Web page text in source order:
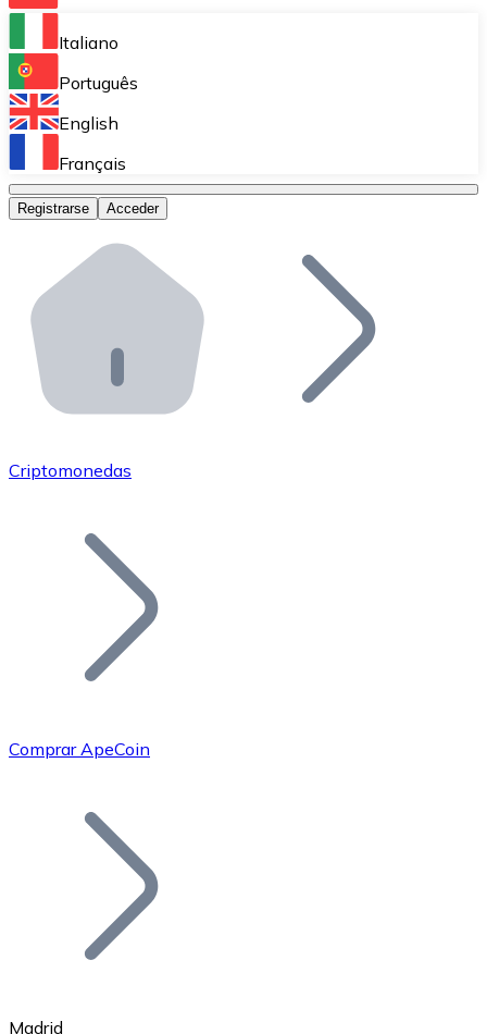
Bitnovo Ramp
Integra nuestra solución en tu plataforma.
Bitnovo Giftcards
Bitnovo OTC
Bitnovo ATM
Integra un ATM Bitnovo en tu negocio y permite que
Bitnovo API
Integra nuestra API en tu ecosistema.
Únete a nuestra red de distribuidores.
Añade tu proyecto a nuestro ecosistema.
Bitcoin
Italiano
Português
English
Français
Registrarse Acceder
Criptomonedas
Comprar ApeCoin
Madrid